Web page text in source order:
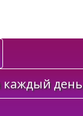
день